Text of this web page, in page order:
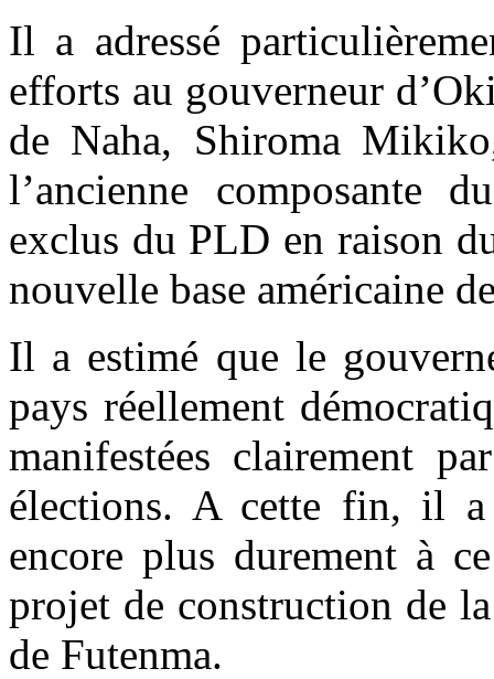
Il a adressé
efforts au gouverneur
de Naha, Shiroma
l’ancienne composante
exclus du PLD en raison
nouvelle base américaine
Il a estimé que le
pays réellement
manifestées clairement
élections. A cette fin, il
encore plus durement à
projet de construction de
de Futenma.